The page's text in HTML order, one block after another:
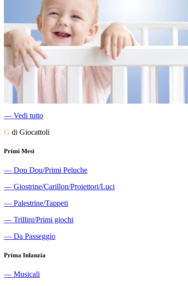
― Vedi tutto
G di Giocattoli
Primi Mesi
― Dou Dou/Primi Peluche
― Giostrine/Carillon/Proiettori/Luci
― Palestrine/Tappeti
― Trillini/Primi giochi
― Da Passeggio
Prima Infanzia
― Musicali